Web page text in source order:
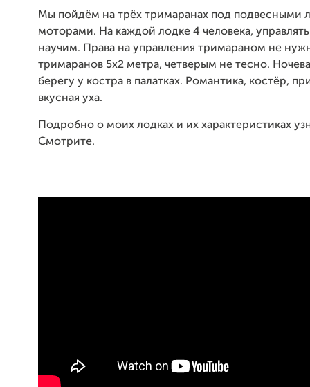
Мы пойдём на трёх тримаранах под подвесными
моторами. На каждой лодке 4 человека,
научим. Права на управления тримараном не
тримаранов 5х2 метра, четверым не тесно.
берегу у костра в палатках. Романтика, костёр,
вкусная уха.
Подробно о моих лодках и их характеристиках
Смотрите.